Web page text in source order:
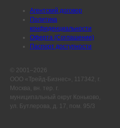
Агентский договор
Политика
конфиденциальности
Оферта (Соглашение)
Паспорт доступности
© 2001–2026
ООО «Трейд-Бизнес», 117342, г.
Москва, вн. тер. г.
муниципальный округ Коньково,
ул. Бутлерова, д. 17, пом. 95/3